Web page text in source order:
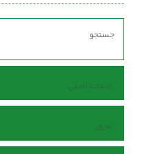
صفحه اصلی
مرور